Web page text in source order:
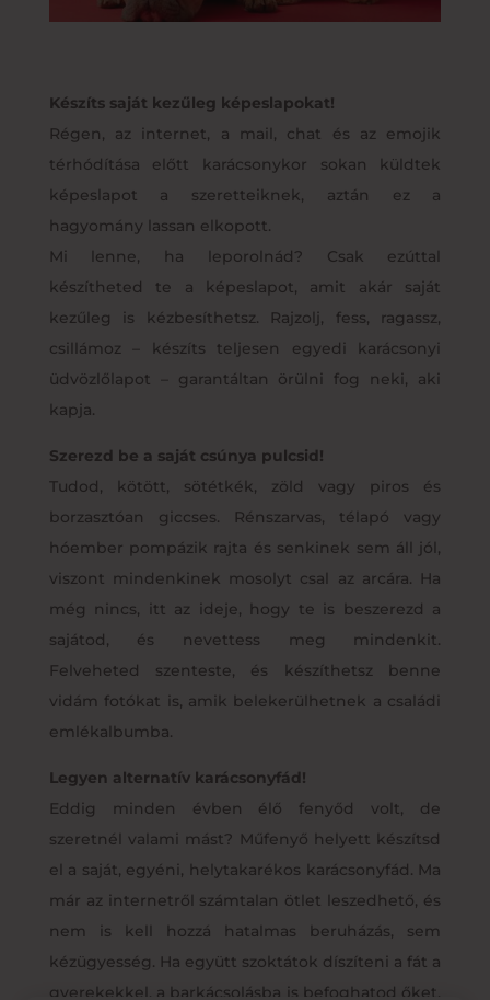
Készíts saját kezűleg képeslapokat!
Régen, az internet, a mail, chat és az emojik
térhódítása előtt karácsonykor sokan küldtek
képeslapot a szeretteiknek, aztán ez a
hagyomány lassan elkopott.
Mi lenne, ha leporolnád? Csak ezúttal
készítheted te a képeslapot, amit akár saját
kezűleg is kézbesíthetsz. Rajzolj, fess, ragassz,
csillámoz – készíts teljesen egyedi karácsonyi
üdvözlőlapot – garantáltan örülni fog neki, aki
kapja.
Szerezd be a saját csúnya pulcsid!
Tudod, kötött, sötétkék, zöld vagy piros és
borzasztóan giccses. Rénszarvas, télapó vagy
hóember pompázik rajta és senkinek sem áll jól,
viszont mindenkinek mosolyt csal az arcára. Ha
még nincs, itt az ideje, hogy te is beszerezd a
sajátod, és nevettess meg mindenkit.
Felveheted szenteste, és készíthetsz benne
vidám fotókat is, amik belekerülhetnek a családi
emlékalbumba.
Legyen alternatív karácsonyfád!
Eddig minden évben élő fenyőd volt, de
szeretnél valami mást? Műfenyő helyett készítsd
el a saját, egyéni, helytakarékos karácsonyfád. Ma
már az internetről számtalan ötlet leszedhető, és
nem is kell hozzá hatalmas beruházás, sem
kézügyesség. Ha együtt szoktátok díszíteni a fát a
gyerekekkel, a barkácsolásba is befoghatod őket.